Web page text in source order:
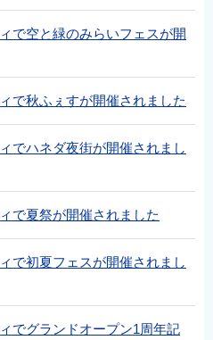
で空と緑のみらいフェスが開
で秋ふぇすが開催されました
でハネダ夜街が開催されまし
で夏祭が開催されました
で初夏フェスが開催されまし
でグランドオープン1周年記